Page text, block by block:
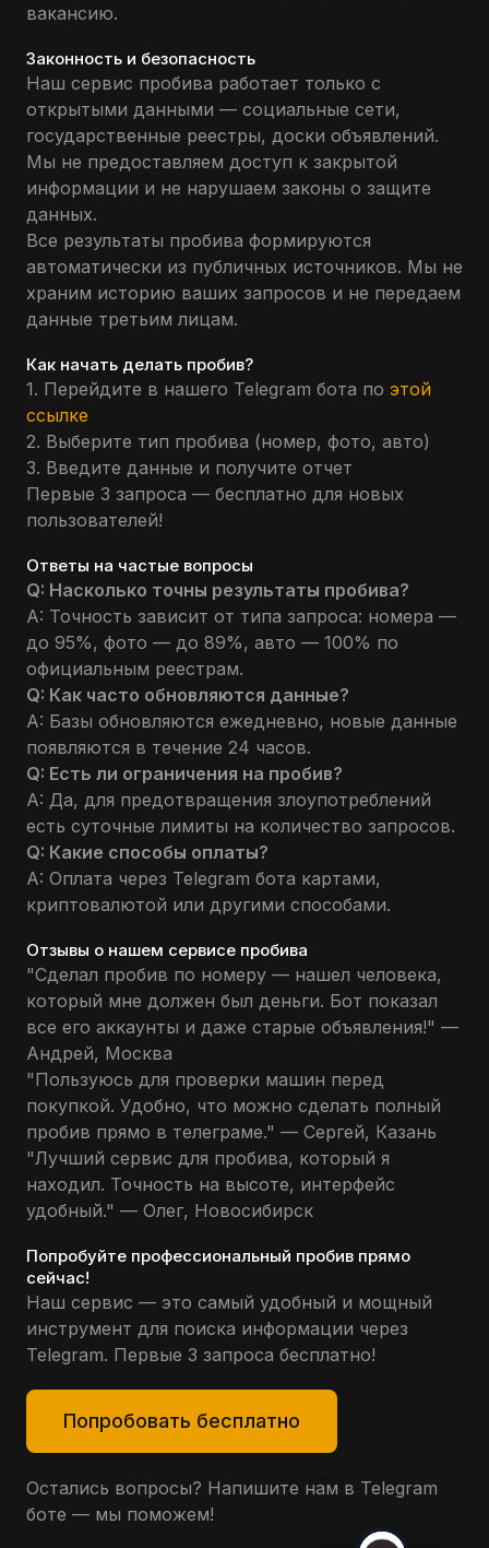
вакансию.
Законность и безопасность
Наш сервис пробива работает только с
открытыми данными — социальные сети,
государственные реестры, доски объявлений.
Мы не предоставляем доступ к закрытой
информации и не нарушаем законы о защите
данных.
Все результаты пробива формируются
автоматически из публичных источников. Мы не
храним историю ваших запросов и не передаем
данные третьим лицам.
Как начать делать пробив?
1. Перейдите в нашего Telegram бота по этой
ссылке
2. Выберите тип пробива (номер, фото, авто)
3. Введите данные и получите отчет
Первые 3 запроса — бесплатно для новых
пользователей!
Ответы на частые вопросы
Q: Насколько точны результаты пробива?
A: Точность зависит от типа запроса: номера —
до 95%, фото — до 89%, авто — 100% по
официальным реестрам.
Q: Как часто обновляются данные?
A: Базы обновляются ежедневно, новые данные
появляются в течение 24 часов.
Q: Есть ли ограничения на пробив?
A: Да, для предотвращения злоупотреблений
есть суточные лимиты на количество запросов.
Q: Какие способы оплаты?
A: Оплата через Telegram бота картами,
криптовалютой или другими способами.
Отзывы о нашем сервисе пробива
"Сделал пробив по номеру — нашел человека,
который мне должен был деньги. Бот показал
все его аккаунты и даже старые объявления!" —
Андрей, Москва
"Пользуюсь для проверки машин перед
покупкой. Удобно, что можно сделать полный
пробив прямо в телеграме." — Сергей, Казань
"Лучший сервис для пробива, который я
находил. Точность на высоте, интерфейс
удобный." — Олег, Новосибирск
Попробуйте профессиональный пробив прямо
сейчас!
Наш сервис — это самый удобный и мощный
инструмент для поиска информации через
Telegram. Первые 3 запроса бесплатно!
Попробовать бесплатно
Остались вопросы? Напишите нам в Telegram
боте — мы поможем!